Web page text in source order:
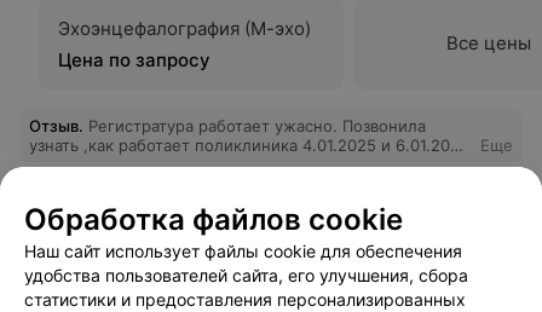
Эхоэнцефалография (М-эхо)
Цена по запросу
Все цены
Отзыв. Регистратура работает ужасно. Позвонила
узнать ,как работает поликлиника 4.01.2025 и 6.01.2025
,мне грубо ответили, что поликлиника не работает до
Еще
Отзывы
Обработка файлов cookie
Наш сайт использует файлы cookie для обеспечения
удобства пользователей сайта, его улучшения, сбора
статистики и предоставления персонализированных